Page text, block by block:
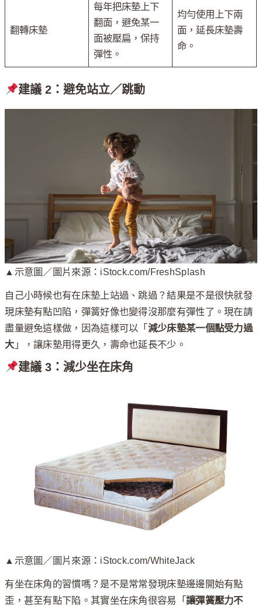
翻轉床墊
每年把床墊上下
翻面，避免某一
面被壓扁，保持
彈性。
均勻使用上下兩
面，延長床墊壽
命。
建議 2：避免站立／跳動
▲示意圖／圖片來源：iStock.com/FreshSplash
自己小時候也有在床墊上站過、跳過？結果是不是很快就發
現床墊有點凹陷，彈簧好像也變得沒那麼有彈性了。現在請
盡量避免這樣做，因為這樣可以「減少床墊某一個點受力過
大 」，讓床墊用得更久，壽命也延長不少。
建議 3：減少坐在床角
▲示意圖／圖片來源：iStock.com/WhiteJack
有坐在床角的習慣嗎？是不是常常發現床墊邊邊開始有點
歪，甚至有點下陷。其實坐在床角很容易「 讓彈簧壓力不